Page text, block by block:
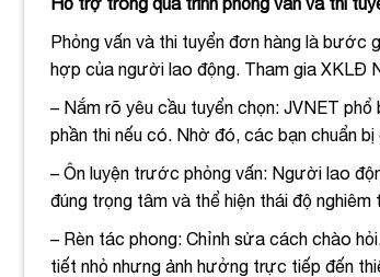
Phỏng vấn và thi tuyển đơn hàng là bước
hợp của người lao động. Tham gia XKLĐ
– Nắm rõ yêu cầu tuyển chọn: JVNET
phần thi nếu có. Nhờ đó, các bạn chuẩn
– Ôn luyện trước phỏng vấn: Người lao
đúng trọng tâm và thể hiện thái độ nghiêm
– Rèn tác phong: Chỉnh sửa cách chào
tiết nhỏ nhưng ảnh hưởng trực tiếp đến